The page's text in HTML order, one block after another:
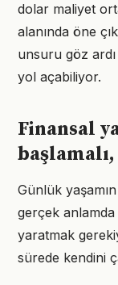
dolar maliyet
alanında öne
unsuru göz
yol açabiliyor.
Finansal
Günlük
gerçek anlamda
yaratmak
sürede kendini